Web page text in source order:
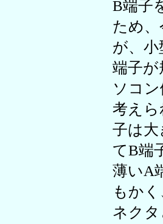
B端子
ため
が、
端子
ソコ
考えら
子は
てB端
薄いA
もか
ネク